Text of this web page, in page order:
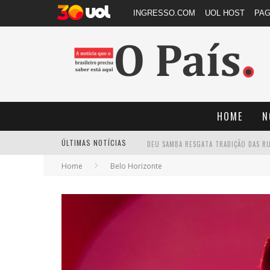
INGRESSO.COM UOL HOST
HOME
ÚLTIMAS NOTÍCIAS
Home Belo Horizonte